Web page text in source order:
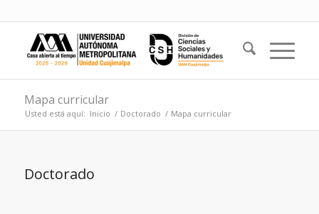
Mapa curricular
Usted está aquí: Inicio / Doctorado / Mapa curricular
Doctorado